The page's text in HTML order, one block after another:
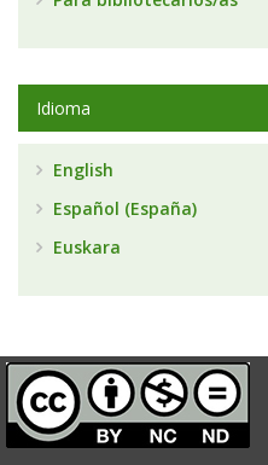
Idioma
English
Español (España)
Euskara